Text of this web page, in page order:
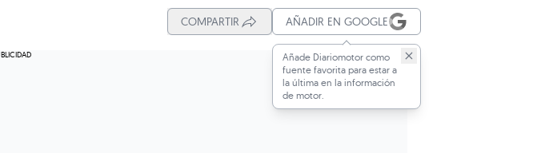
COMPARTIR AÑADIR EN GOOGLE
Añade Diariomotor como
fuente favorita para estar a
la última en la información
de motor.